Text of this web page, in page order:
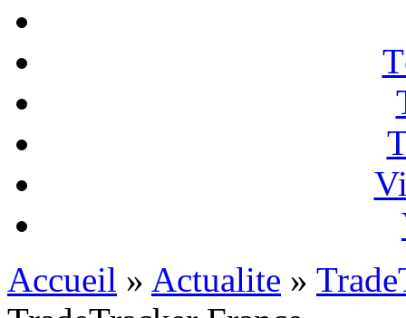
Accueil » Actualite »